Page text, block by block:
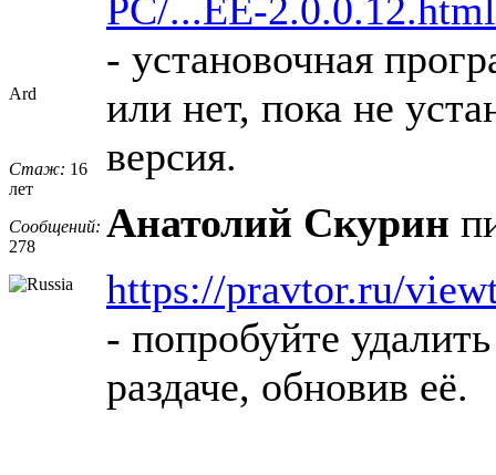
Ard
Стаж: 16
лет
Сообщений:
278
PC/...EE-2.0.0.12.html
- установочная
или нет, пока не
версия.
Анатолий Скурин
https://pravtor.ru/
- попробуйте
раздаче, обновив её.